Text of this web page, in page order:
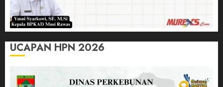
UCAPAN HPN 2026